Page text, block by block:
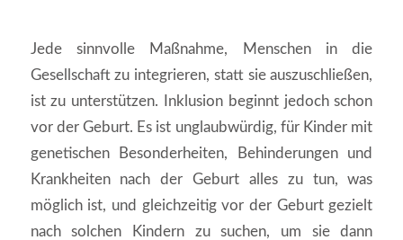
Jede sinnvolle Maßnahme, Menschen in die
Gesellschaft zu integrieren, statt sie auszuschließen,
ist zu unterstützen. Inklusion beginnt jedoch schon
vor der Geburt. Es ist unglaubwürdig, für Kinder mit
genetischen Besonderheiten, Behinderungen und
Krankheiten nach der Geburt alles zu tun, was
möglich ist, und gleichzeitig vor der Geburt gezielt
nach solchen Kindern zu suchen, um sie dann